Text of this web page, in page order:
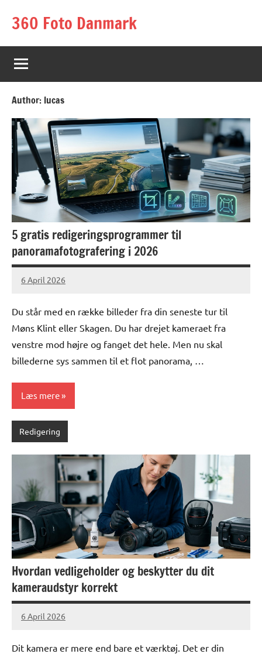
360 Foto Danmark
Author: lucas
5 gratis redigeringsprogrammer til
panoramafotografering i 2026
6 April 2026
lucas
No
Du står med en række billeder fra din seneste tur til
Møns Klint eller Skagen. Du har drejet kameraet fra
venstre mod højre og fanget det hele. Men nu skal
billederne sys sammen til et flot panorama, …
Læs mere
Redigering
Hvordan vedligeholder og beskytter du dit
kameraudstyr korrekt
6 April 2026
lucas
No
Dit kamera er mere end bare et værktøj. Det er din